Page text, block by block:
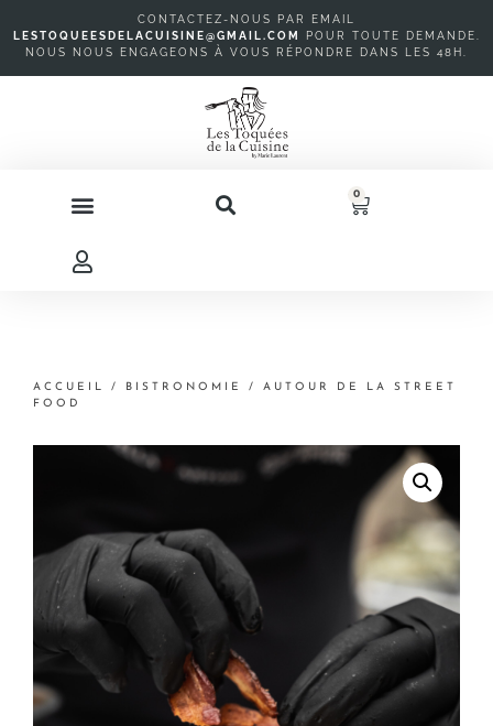
CONTACTEZ-NOUS PAR EMAIL
LESTOQUEESDELACUISINE@GMAIL.COM
POUR TOUTE DEMANDE.
NOUS NOUS ENGAGEONS À VOUS RÉPONDRE DANS LES 48H.
0
ACCUEIL / BISTRONOMIE
/ AUTOUR DE LA STREET
FOOD